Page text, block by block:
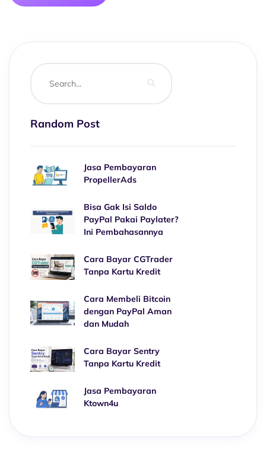
Random Post
Jasa Pembayaran
PropellerAds
Bisa Gak Isi Saldo
PayPal Pakai Paylater?
Ini Pembahasannya
Cara Bayar CGTrader
Tanpa Kartu Kredit
Cara Membeli Bitcoin
dengan PayPal Aman
dan Mudah
Cara Bayar Sentry
Tanpa Kartu Kredit
Jasa Pembayaran
Ktown4u